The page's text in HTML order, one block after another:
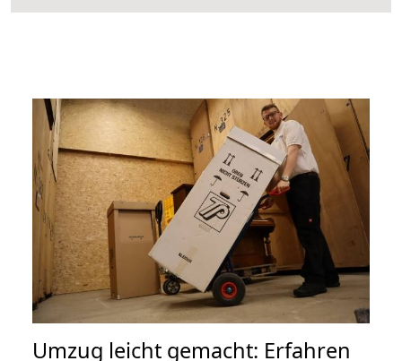
Umzug leicht gemacht: Erfahren